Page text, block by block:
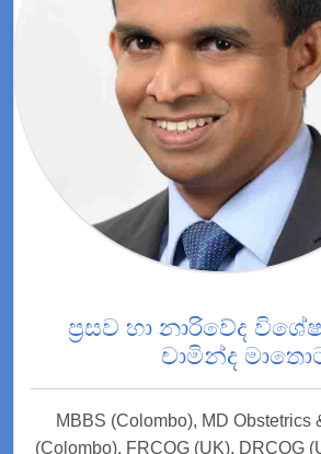
ප්‍රසව හා නාරිවේද
චාමින්ද
MBBS (Colombo), MD Obstetrics
(Colombo), FRCOG (UK), DRCOG